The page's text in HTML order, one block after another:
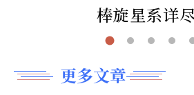
棒旋星系详
更多文章